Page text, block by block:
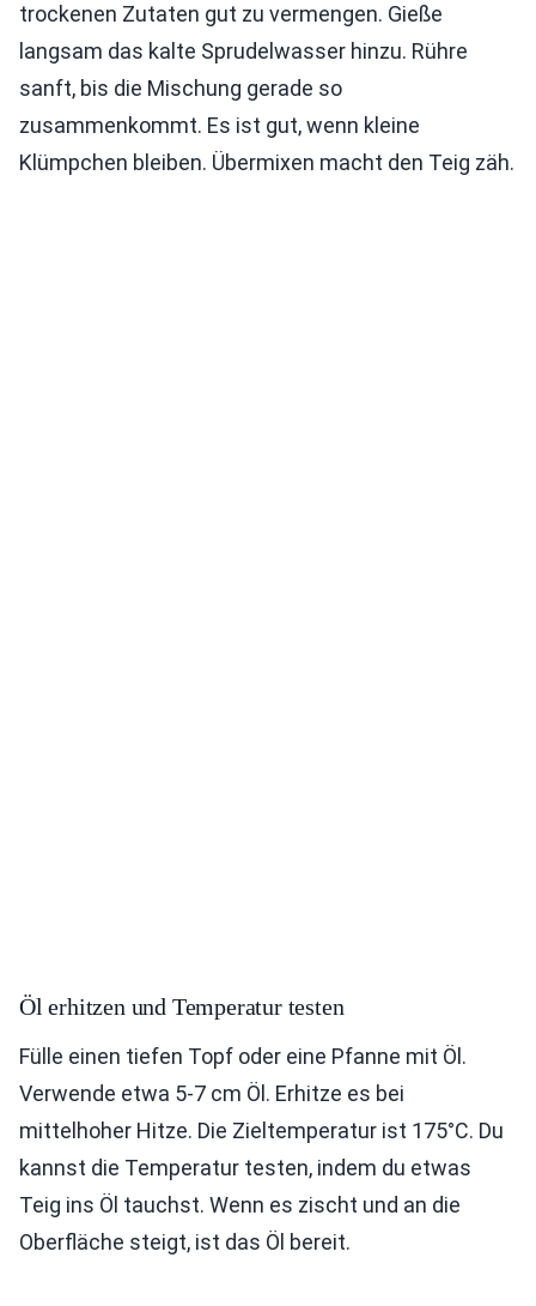
trockenen Zutaten gut zu vermengen. Gieße
langsam das kalte Sprudelwasser hinzu. Rühre
sanft, bis die Mischung gerade so
zusammenkommt. Es ist gut, wenn kleine
Klümpchen bleiben. Übermixen macht den Teig zäh.
Öl erhitzen und Temperatur testen
Fülle einen tiefen Topf oder eine Pfanne mit Öl.
Verwende etwa 5-7 cm Öl. Erhitze es bei
mittelhoher Hitze. Die Zieltemperatur ist 175°C. Du
kannst die Temperatur testen, indem du etwas
Teig ins Öl tauchst. Wenn es zischt und an die
Oberfläche steigt, ist das Öl bereit.